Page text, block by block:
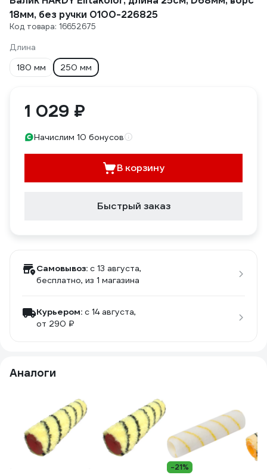
18мм, без ручки 0100-226825
Код товара: 16652675
Длина
180 мм
250 мм
1 029 ₽
Начислим 10 бонусов
В корзину
Быстрый заказ
Самовывоз: c 13 августа,
бесплатно, из 1 магазина
Курьером: c 14 августа,
от 290 ₽
Аналоги
-21%